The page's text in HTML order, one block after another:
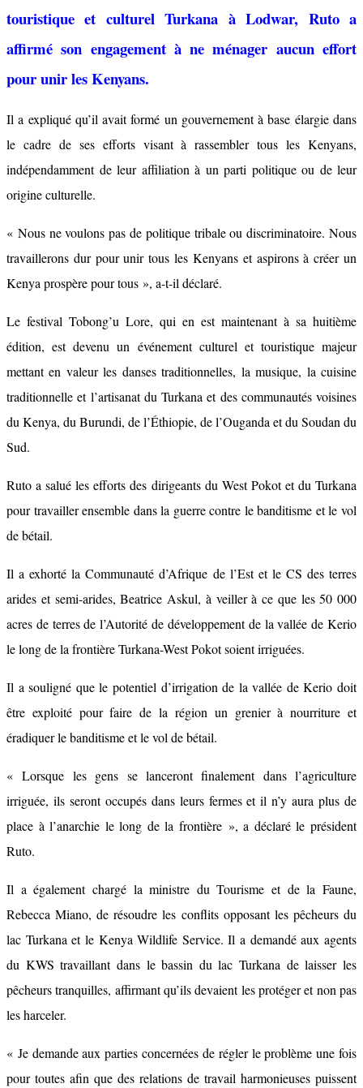
touristique et culturel Turkana à Lodwar, Ruto a
affirmé son engagement à ne ménager aucun effort
pour unir les Kenyans.
Il a expliqué qu’il avait formé un gouvernement à base élargie dans
le cadre de ses efforts visant à rassembler tous les Kenyans,
indépendamment de leur affiliation à un parti politique ou de leur
origine culturelle.
« Nous ne voulons pas de politique tribale ou discriminatoire. Nous
travaillerons dur pour unir tous les Kenyans et aspirons à créer un
Kenya prospère pour tous », a-t-il déclaré.
Le festival Tobong’u Lore, qui en est maintenant à sa huitième
édition, est devenu un événement culturel et touristique majeur
mettant en valeur les danses traditionnelles, la musique, la cuisine
traditionnelle et l’artisanat du Turkana et des communautés voisines
du Kenya, du Burundi, de l’Éthiopie, de l’Ouganda et du Soudan du
Sud.
Ruto a salué les efforts des dirigeants du West Pokot et du Turkana
pour travailler ensemble dans la guerre contre le banditisme et le vol
de bétail.
Il a exhorté la Communauté d’Afrique de l’Est et le CS des terres
arides et semi-arides, Beatrice Askul, à veiller à ce que les 50 000
acres de terres de l’Autorité de développement de la vallée de Kerio
le long de la frontière Turkana-West Pokot soient irriguées.
Il a souligné que le potentiel d’irrigation de la vallée de Kerio doit
être exploité pour faire de la région un grenier à nourriture et
éradiquer le banditisme et le vol de bétail.
« Lorsque les gens se lanceront finalement dans l’agriculture
irriguée, ils seront occupés dans leurs fermes et il n’y aura plus de
place à l’anarchie le long de la frontière », a déclaré le président
Ruto.
Il a également chargé la ministre du Tourisme et de la Faune,
Rebecca Miano, de résoudre les conflits opposant les pêcheurs du
lac Turkana et le Kenya Wildlife Service. Il a demandé aux agents
du KWS travaillant dans le bassin du lac Turkana de laisser les
pêcheurs tranquilles, affirmant qu’ils devaient les protéger et non pas
les harceler.
« Je demande aux parties concernées de régler le problème une fois
pour toutes afin que des relations de travail harmonieuses puissent